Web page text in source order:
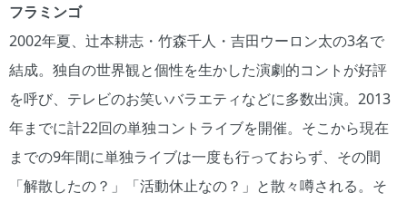
フラミンゴ
2002年夏、辻本耕志・竹森千人・吉田ウーロン太の3名で
結成。独自の世界観と個性を生かした演劇的コントが好評
を呼び、テレビのお笑いバラエティなどに多数出演。2013
年までに計22回の単独コントライブを開催。そこから現在
までの9年間に単独ライブは一度も行っておらず、その間
「解散したの？」「活動休止なの？」と散々噂される。そ